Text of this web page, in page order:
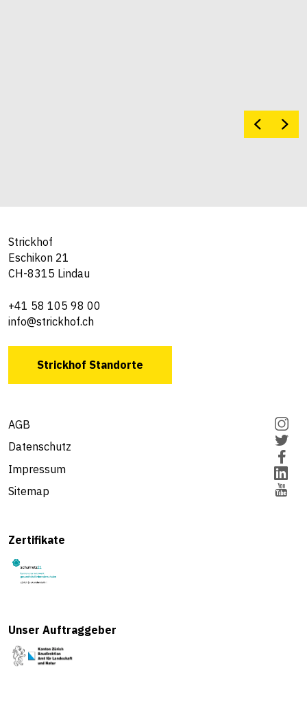
Strickhof
Eschikon 21
CH-8315 Lindau
+41 58 105 98 00
info@strickhof.ch
Strickhof Standorte
AGB
Datenschutz
Impressum
Sitemap
Zertifikate
Unser Auftraggeber